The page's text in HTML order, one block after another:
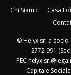
Chi Siamo Casa
© Helyx srl a socio
2772 991
PEC
Capitale